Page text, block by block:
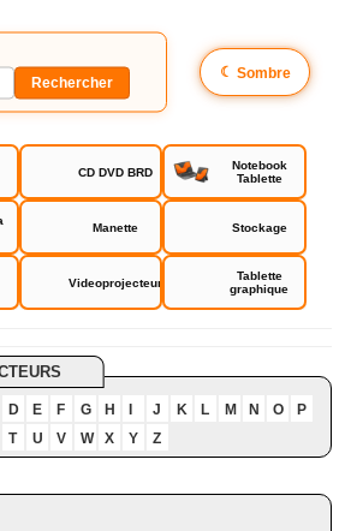
☾ Sombre
CD DVD BRD
Notebook
Tablette
Manette Stockage
Videoprojecteur
Tablette
graphique
D E F G H J K L M N O
P
T
U V W X Y Z